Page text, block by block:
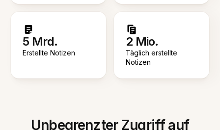
5 Mrd.
Erstellte Notizen
2 Mio.
Täglich erstellte
Notizen
Unbegrenzter Zugriff auf